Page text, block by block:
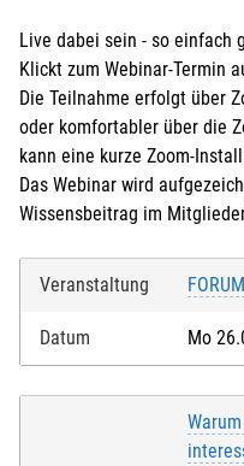
Live dabei sein - so einfach
Klickt zum Webinar-Termin
Die Teilnahme erfolgt über
oder komfortabler über die
kann eine kurze Zoom-
Das Webinar wird
Wissensbeitrag im
Veranstaltung
Datum Mo